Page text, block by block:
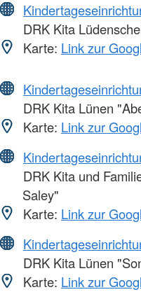
DRK Kita
Karte: Link zur
DRK Kita Lünen
Karte: Link zur
DRK Kita und
Saley"
Karte: Link zur
DRK Kita Lünen
Karte: Link zur